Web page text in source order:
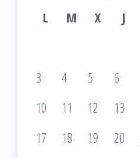
L
M X J
3
4 5 6
10
11 12 13
17
18 19 20